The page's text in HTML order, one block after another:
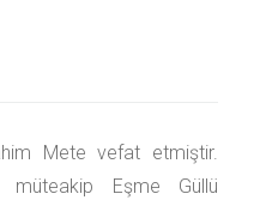
Mete vefat etmiştir.
müteakip Eşme Güllü